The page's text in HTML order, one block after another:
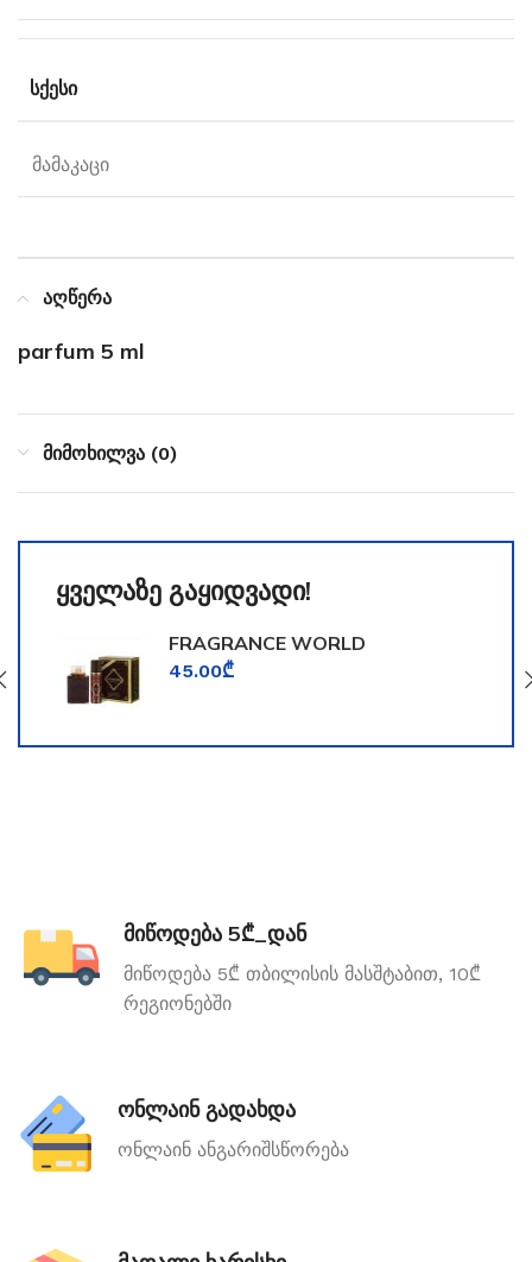
ᲡᲥᲔᲡᲘ
მამაკაცი
აღწერა
parfum 5 ml
მიმოხილვა (0)
ყველაზე გაყიდვადი!
FRAGRANCE WORLD
TOOMFORD
45.00₾
მიწოდება 5₾_დან
მიწოდება 5₾ თბილისის მასშტაბით, 10₾
რეგიონებში
ონლაინ გადახდა
ონლაინ ანგარიშსწორება